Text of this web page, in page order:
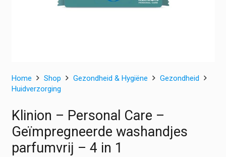
Home Shop Gezondheid & Hygiëne
Gezondheid
Huidverzorging
Klinion – Personal Care –
Geïmpregneerde washandjes
parfumvrij – 4 in 1